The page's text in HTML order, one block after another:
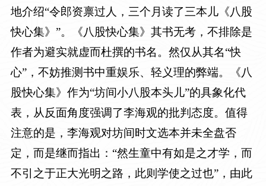
地介绍“令郎资禀过人，三个月读了三本儿《八股
快心集》”。《八股快心集》其书无考，不排除是
作者为避实就虚而杜撰的书名。然仅从其名“快
心”，不妨推测书中重娱乐、轻义理的弊端。《八
股快心集》作为“坊间小八股本头儿”的具象化代
表，从反面角度强调了李海观的批判态度。值得
注意的是，李海观对坊间时文选本并未全盘否
定，而是继而指出：“然生童中有如是之才学，而
不引之于正大光明之路，此则学使之过也”，由此